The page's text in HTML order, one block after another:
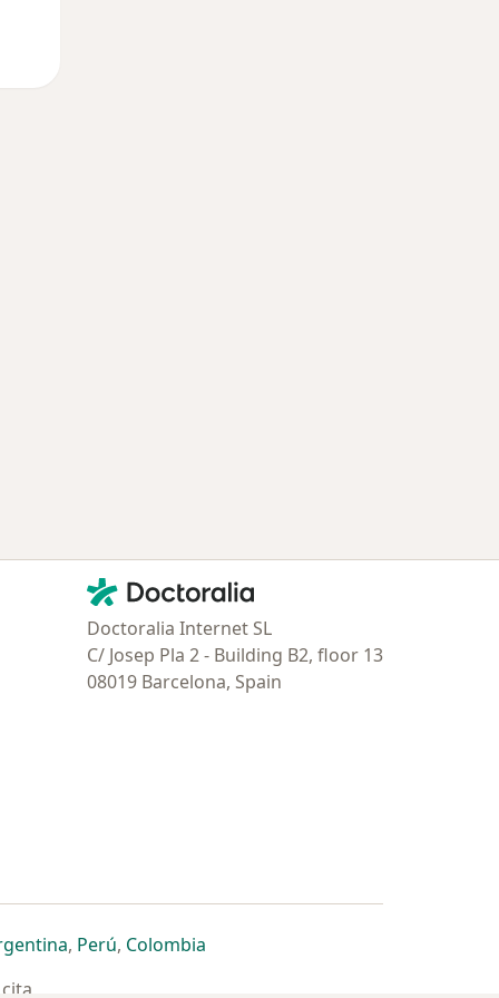
Contacto
Doctoralia - Página de inicio
Doctoralia Internet SL
C/ Josep Pla 2 - Building B2, floor 13
08019 Barcelona, Spain
pestaña
una nueva pestaña
en una nueva pestaña
se abre en una nueva pestaña
, Perúse abre en una nueva pestaña
, Colombiase abre en una nueva pestaña